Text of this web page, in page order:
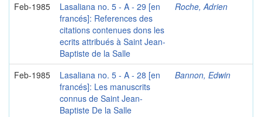
Feb-1985
Lasaliana no. 5 - A - 29 [en
francés]: References des
citations contenues dons les
ecrits attribués à Saint Jean-
Baptiste de la Salle
Roche, Adrien
Feb-1985
Lasaliana no. 5 - A - 28 [en
francés]: Les manuscrits
connus de Saint Jean-
Baptiste De la Salle
Bannon, Edwin